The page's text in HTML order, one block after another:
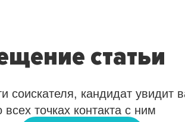
статьи
соискателя, кандидат увидит
всех точках контакта с ним